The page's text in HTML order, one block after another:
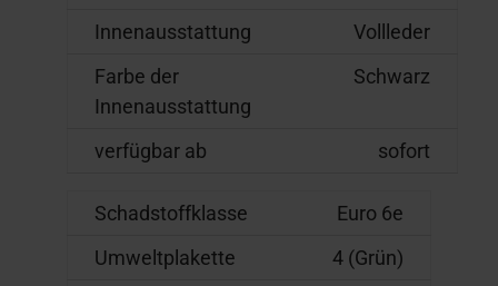
Innenausstattung
Vollleder
Farbe der
Innenausstattung
Schwarz
verfügbar ab sofort
Schadstoffklasse
Euro 6e
Umweltplakette
4 (Grün)